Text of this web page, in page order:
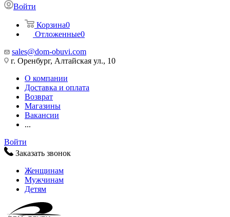
Войти
Корзина0
Отложенные0
sales@dom-obuvi.com
г. Оренбург, Алтайская ул., 10
О компании
Доставка и оплата
Возврат
Магазины
Вакансии
...
Войти
Заказать звонок
Женщинам
Мужчинам
Детям